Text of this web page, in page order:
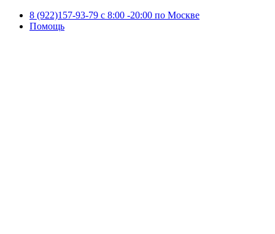
8 (922)157-93-79 c 8:00 -20:00 по Москве
Помощь